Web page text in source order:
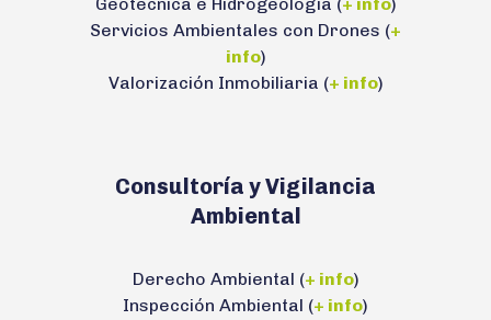
Geotecnica e Hidrogeología (+ info)
Servicios Ambientales con Drones (+
info)
Valorización Inmobiliaria (+ info)
Consultoría y Vigilancia
Ambiental
Derecho Ambiental (+ info)
Inspección Ambiental (+ info)